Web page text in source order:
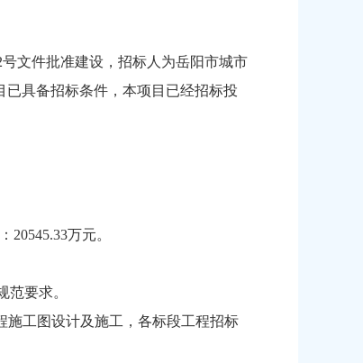
文件批准建设，招标人为岳阳市城市
具备招标条件，本项目已经招标投
万元。
要求。
施工图设计及施工，各标段工程招标